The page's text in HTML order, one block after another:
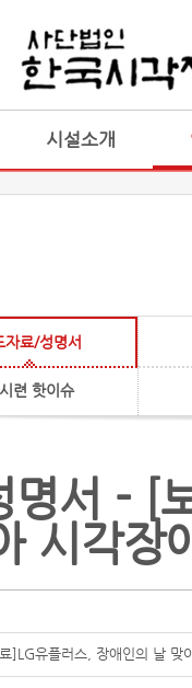
시설소개
자료/성명서
련 핫이슈
명서 - [
시각장
]LG유플러스, 장애인의 날